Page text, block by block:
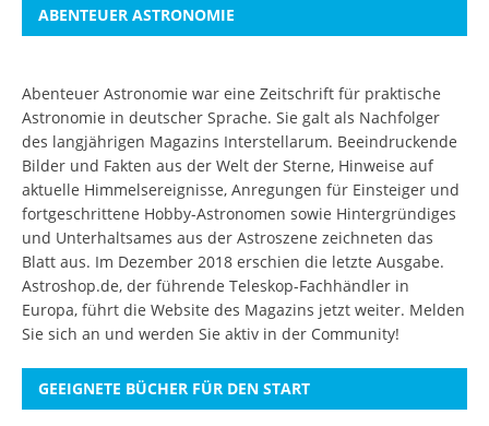
ABENTEUER ASTRONOMIE
Abenteuer Astronomie war eine Zeitschrift für praktische
Astronomie in deutscher Sprache. Sie galt als Nachfolger
des langjährigen Magazins Interstellarum. Beeindruckende
Bilder und Fakten aus der Welt der Sterne, Hinweise auf
aktuelle Himmelsereignisse, Anregungen für Einsteiger und
fortgeschrittene Hobby-Astronomen sowie Hintergründiges
und Unterhaltsames aus der Astroszene zeichneten das
Blatt aus. Im Dezember 2018 erschien die letzte Ausgabe.
Astroshop.de, der führende Teleskop-Fachhändler in
Europa, führt die Website des Magazins jetzt weiter. Melden
Sie sich an und werden Sie aktiv in der Community!
GEEIGNETE BÜCHER FÜR DEN START